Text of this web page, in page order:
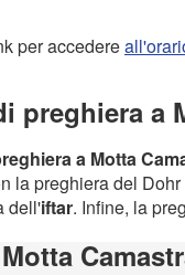
per accedere
preghiera a
a Motta
la preghiera del
dell'iftar. Infine, la